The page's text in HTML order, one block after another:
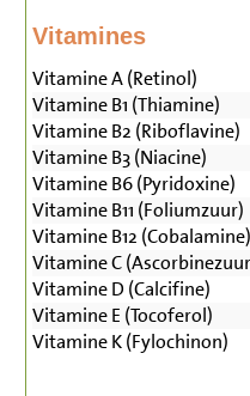
Vitamines
Vitamine A (Retinol)
Vitamine B1 (Thiamine)
Vitamine B2 (Riboflavine)
Vitamine B3 (Niacine)
Vitamine B6 (Pyridoxine)
Vitamine B11 (Foliumzuur)
Vitamine B12 (Cobalamine)
Vitamine C
Vitamine D (Calcifine)
Vitamine E (Tocoferol)
Vitamine K (Fylochinon)